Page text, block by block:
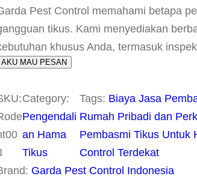
Pest Control memahami betapa
tikus. Kami menyediakan
khusus Anda, termasuk
AKU MAU PESAN
Category:
Pengendali
an Hama
Tikus
Tags: Biaya Jasa
Rumah Pribadi dan
Pembasmi Tikus Untuk
Control Terdekat
Garda Pest Control Indonesia